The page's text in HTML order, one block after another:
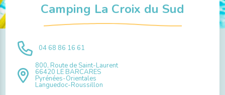
Camping La Croix du Sud
04 68 86 16 61
800, Route de Saint-Laurent
66420 LE BARCARES
Pyrénées-Orientales
Languedoc-Roussillon